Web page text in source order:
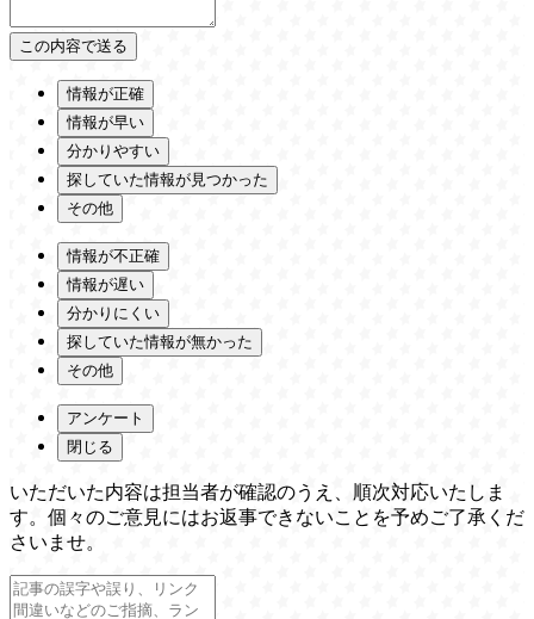
情報が正確
情報が早い
分かりやすい
探していた情報が見つかった
その他
情報が不正確
情報が遅い
分かりにくい
探していた情報が無かった
その他
アンケート
閉じる
いただいた内容は担当者が確認のうえ、順次対応いたしま
す。個々のご意見にはお返事できないことを予めご了承くだ
さいませ。